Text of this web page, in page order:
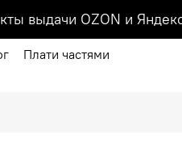
выдачи OZON и
Плати частями